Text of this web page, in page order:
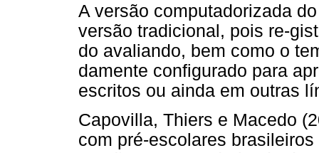
A versão computadorizada
versão tradicional, pois re-
do avaliando, bem como o
damente configurado para
escritos ou ainda em outras
Capovilla, Thiers e Macedo
com pré-escolares